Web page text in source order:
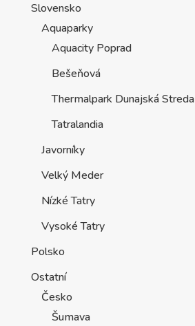
Slovensko
Aquaparky
Aquacity Poprad
Bešeňová
Thermalpark Dunajská Streda
Tatralandia
Javorníky
Velký Meder
Nízké Tatry
Vysoké Tatry
Polsko
Ostatní
Česko
Šumava